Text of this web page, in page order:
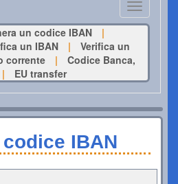
Toggle
navigation
un codice IBAN
|
un IBAN
|
Verifica un
corrente
|
Codice Banca,
| EU transfer
IBAN